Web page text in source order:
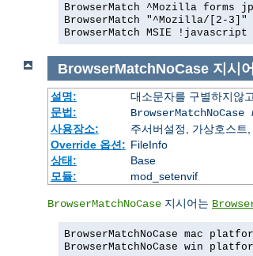
BrowserMatch ^Mozilla forms
BrowserMatch "^Mozilla/[2-
BrowserMatch MSIE !javascript
BrowserMatchNoCase 지시어
설명:
대소문자를 구별하지않
문법:
BrowserMatchNoCase
사용장소:
주서버설정, 가상호스트
Override 옵션: FileInfo
상태:
Base
모듈:
mod_setenvif
BrowserMatchNoCase 지시어는
BrowserMatchNoCase mac
BrowserMatchNoCase win